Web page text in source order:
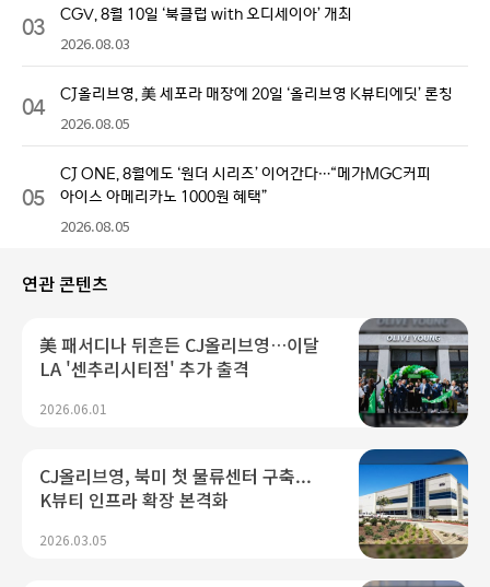
03 CGV, 8월 10일 ‘북클럽 with 오디세이아’ 개최
2026.08.03
04 CJ올리브영, 美 세포라 매장에 20일 ‘올리브영 K뷰티에딧’ 론칭
2026.08.05
05
CJ ONE, 8월에도 ‘원더 시리즈’ 이어간다…“메가MGC커피
아이스 아메리카노 1000원 혜택”
2026.08.05
연관 콘텐츠
美 패서디나 뒤흔든 CJ올리브영…이달
LA '센추리시티점' 추가 출격
2026.06.01
CJ올리브영, 북미 첫 물류센터 구축...
K뷰티 인프라 확장 본격화
2026.03.05